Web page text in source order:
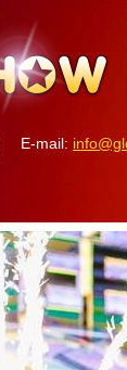
E-mail: